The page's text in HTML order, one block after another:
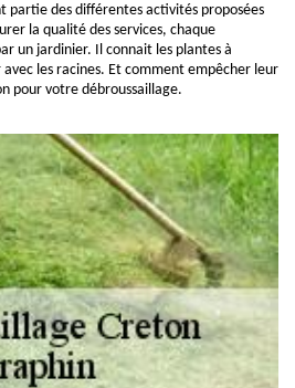
partie des différentes activités proposées
la qualité des services, chaque
un jardinier. Il connait les plantes à
les racines. Et comment empêcher leur
pour votre débroussaillage.